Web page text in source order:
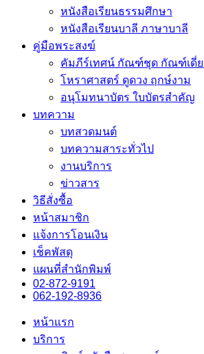
หนังสือเรียนธรรมศึกษา
หนังสือเรียนบาลี ภาษาบาลี
คู่มือพระสงฆ์
คัมภีร์เทศน์ กัณฑ์ชุด กัณฑ์เดี่ย
โหราศาสตร์ ดูดวง ฤกษ์งาม
อนุโมทนาบัตร ใบบัตรสำคัญ
บทความ
บทสวดมนต์
บทความสาระทั่วไป
งานบริการ
ข่าวสาร
วิธีสั่งซื้อ
หน้าสมาชิก
แจ้งการโอนเงิน
เช็คพัสดุ
แผนที่สำนักพิมพ์
02-872-9191
062-192-8936
หน้าแรก
บริการ